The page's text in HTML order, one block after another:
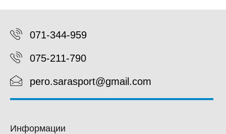
071-344-959
075-211-790
pero.sarasport@gmail.com
Информации